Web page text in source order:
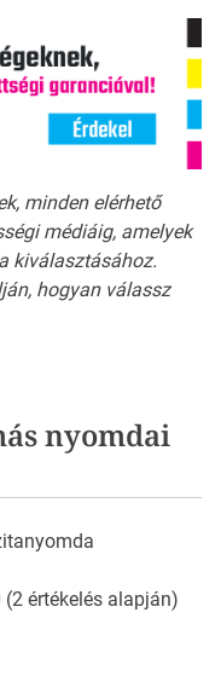
minden elérhető
médiáig, amelyek
kiválasztásához.
hogyan válassz
nyomdai
(2 értékelés alapján)